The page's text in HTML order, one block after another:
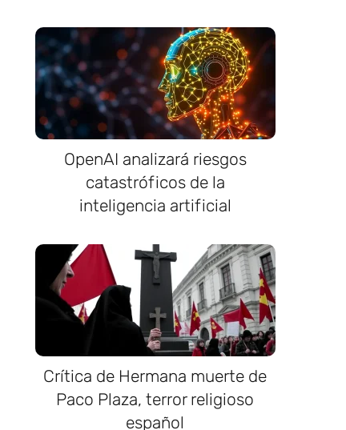
OpenAI analizará riesgos
catastróficos de la
inteligencia artificial
Crítica de Hermana muerte de
Paco Plaza, terror religioso
español